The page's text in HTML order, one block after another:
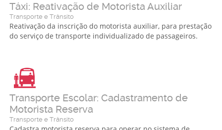
Táxi: Reativação de Motorista Auxiliar
Transporte e Trânsito
Reativação da inscrição do motorista auxiliar, para prestação
do serviço de transporte individualizado de passageiros.
Transporte Escolar: Cadastramento de
Motorista Reserva
Transporte e Trânsito